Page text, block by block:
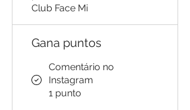
Club Face Mi
Gana puntos
Comentário no
Instagram
1 punto